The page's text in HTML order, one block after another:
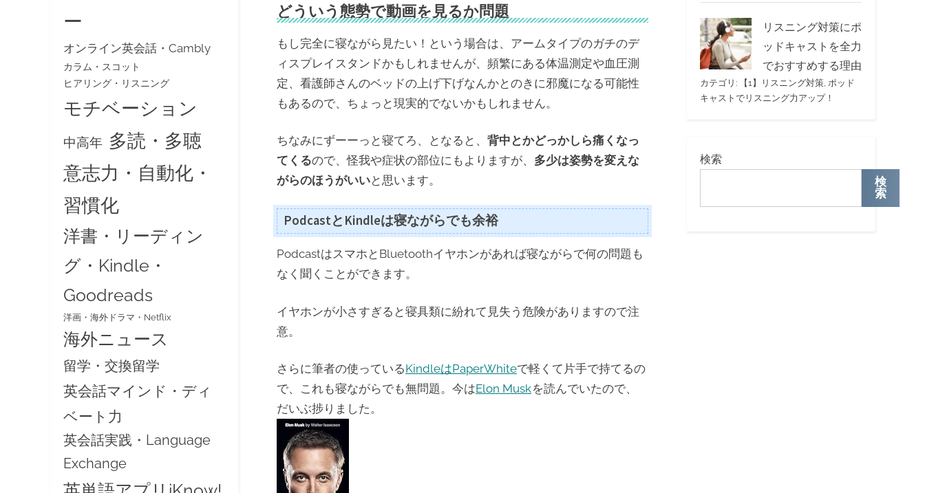
どういう態勢で動画を見るか問題
もし完全に寝ながら見たい！という場合は、アームタイプのガチのデ
ィスプレイスタンドかもしれませんが、頻繁にある体温測定や血圧測
定、看護師さんのベッドの上げ下げなんかとのきに邪魔になる可能性
もあるので、ちょっと現実的でないかもしれません。
ちなみにずーーっと寝てろ、となると、 背中とかどっかしら痛くなっ
てくるので、怪我や症状の部位にもよりますが、 多少は姿勢を変えな
がらのほうがいいと思います。
PodcastとKindleは寝ながらでも余裕
PodcastはスマホとBluetoothイヤホンがあれば寝ながらで何の問題も
なく聞くことができます。
イヤホンが小さすぎると寝具類に紛れて見失う危険がありますので注
意。
さらに筆者の使っているKindleはPaperWhiteで軽くて片手で持てるの
で、これも寝ながらでも無問題。今はElon Muskを読んでいたので、
だいぶ捗りました。
ー
オンライン英会話・Cambly
カラム・スコット
ヒアリング・リスニング
モチベーション
中高年 多読・多聴
意志力・自動化・
習慣化
洋書・リーディン
グ・Kindle・
Goodreads
洋画・海外ドラマ・Netflix
海外ニュース
留学・交換留学
英会話マインド・ディ
ベート力
英会話実践・Language
Exchange
リスニング対策にポ
ッドキャストを全力
でおすすめする理由
カテゴリ: 【1】リスニング対策, ポッド
キャストでリスニング力アップ！
検索
検
索